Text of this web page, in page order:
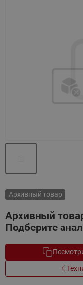
Архивный товар
Архивный
Подберите